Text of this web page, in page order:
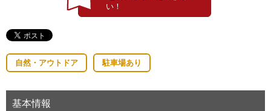
自然・アウトドア 駐車場あり
基本情報